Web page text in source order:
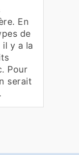
En
de
y a la
Pour
serait